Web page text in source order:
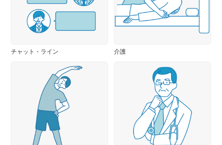
チャット・ライン 介護